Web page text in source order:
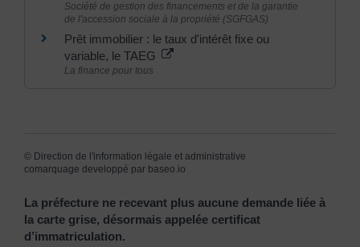
Société de gestion des financements et de la garantie
de l'accession sociale à la propriété (SGFGAS)
Prêt immobilier : le taux d'intérêt fixe ou
variable, le TAEG
La finance pour tous
© Direction de l'information légale et administrative
comarquage developpé par baseo.io
La préfecture ne recevant plus aucune demande liée à
la carte grise, désormais appelée certificat
d’immatriculation.